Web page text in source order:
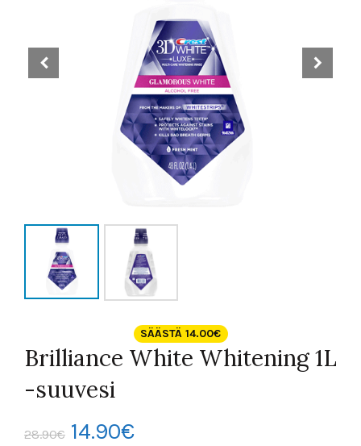
SÄÄSTÄ 14.00€
Brilliance White Whitening 1L
-suuvesi
28.90€ Alkuperäinen
14.90€Nykyinen